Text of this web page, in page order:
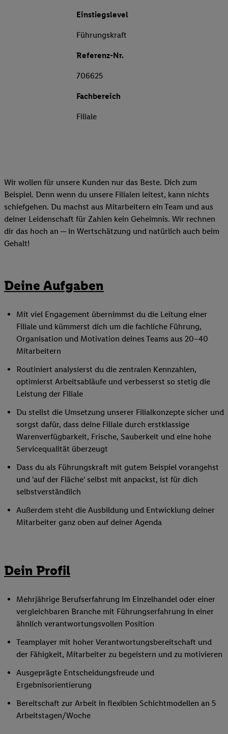
Einstiegslevel
Führungskraft
Referenz-Nr.
706625
Fachbereich
Filiale
Wir wollen für unsere Kunden nur das Beste. Dich zum
Beispiel. Denn wenn du unsere Filialen leitest, kann nichts
schiefgehen. Du machst aus Mitarbeitern ein Team und aus
deiner Leidenschaft für Zahlen kein Geheimnis. Wir rechnen
dir das hoch an ─ in Wertschätzung und natürlich auch beim
Gehalt!
Deine Aufgaben
Mit viel Engagement übernimmst du die Leitung einer
Filiale und kümmerst dich um die fachliche Führung,
Organisation und Motivation deines Teams aus 20–40
Mitarbeitern
Routiniert analysierst du die zentralen Kennzahlen,
optimierst Arbeitsabläufe und verbesserst so stetig die
Leistung der Filiale
Du stellst die Umsetzung unserer Filialkonzepte sicher und
sorgst dafür, dass deine Filiale durch erstklassige
Warenverfügbarkeit, Frische, Sauberkeit und eine hohe
Servicequalität überzeugt
Dass du als Führungskraft mit gutem Beispiel vorangehst
und 'auf der Fläche' selbst mit anpackst, ist für dich
selbstverständlich
Außerdem steht die Ausbildung und Entwicklung deiner
Mitarbeiter ganz oben auf deiner Agenda
Dein Profil
Mehrjährige Berufserfahrung im Einzelhandel oder einer
vergleichbaren Branche mit Führungserfahrung in einer
ähnlich verantwortungsvollen Position
Teamplayer mit hoher Verantwortungsbereitschaft und
der Fähigkeit, Mitarbeiter zu begeistern und zu motivieren
Ausgeprägte Entscheidungsfreude und
Ergebnisorientierung
Bereitschaft zur Arbeit in flexiblen Schichtmodellen an 5
Arbeitstagen/Woche